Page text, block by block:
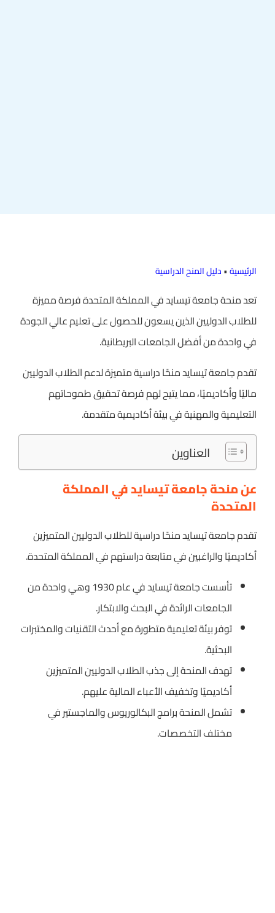
الرئيسية•دليل المنح الدراسية
تعد منحة جامعة تيسايد في المملكة المتحدة فرصة مميزة
للطلاب الدوليين الذين يسعون للحصول على تعليم عالي الجودة
في واحدة من أفضل الجامعات البريطانية.
تقدم جامعة تيسايد منحًا دراسية متميزة لدعم الطلاب الدوليين
ماليًا وأكاديميًا، مما يتيح لهم فرصة تحقيق طموحاتهم
التعليمية والمهنية في بيئة أكاديمية متقدمة.
العناوين
عن منحة جامعة تيسايد في المملكة
المتحدة
تقدم جامعة تيسايد منحًا دراسية للطلاب الدوليين المتميزين
أكاديميًا والراغبين في متابعة دراستهم في المملكة المتحدة.
تأسست جامعة تيسايد في عام 1930 وهي واحدة من
الجامعات الرائدة في البحث والابتكار.
توفر بيئة تعليمية متطورة مع أحدث التقنيات والمختبرات
البحثية.
تهدف المنحة إلى جذب الطلاب الدوليين المتميزين
أكاديميًا وتخفيف الأعباء المالية عليهم.
تشمل المنحة برامج البكالوريوس والماجستير في
مختلف التخصصات.